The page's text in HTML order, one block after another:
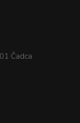
Čadca